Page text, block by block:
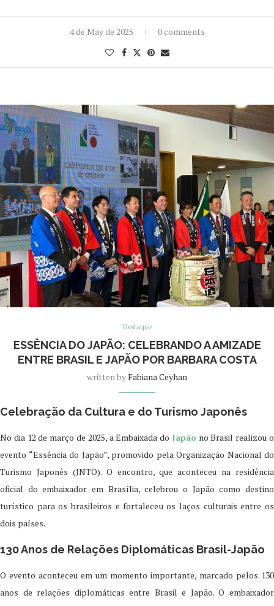
4 de May de 2025 0 comments
Destaque
ESSÊNCIA DO JAPÃO: CELEBRANDO A AMIZADE
ENTRE BRASIL E JAPÃO POR BARBARA COSTA
written byFabiana Ceyhan
Celebração da Cultura e do Turismo Japonês
No dia 12 de março de 2025, a Embaixada do Japão no Brasil realizou o
evento “Essência do Japão”, promovido pela Organização Nacional do
Turismo Japonês (JNTO). O encontro, que aconteceu na residência
oficial do embaixador em Brasília, celebrou o Japão como destino
turístico para os brasileiros e fortaleceu os laços culturais entre os
dois países.
130 Anos de Relações Diplomáticas Brasil-Japão
O evento aconteceu em um momento importante, marcado pelos 130
anos de relações diplomáticas entre Brasil e Japão. O embaixador